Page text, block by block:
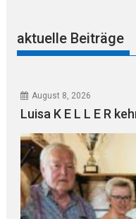
aktuelle Beiträge
August 8, 2026
Luisa K E L L E R